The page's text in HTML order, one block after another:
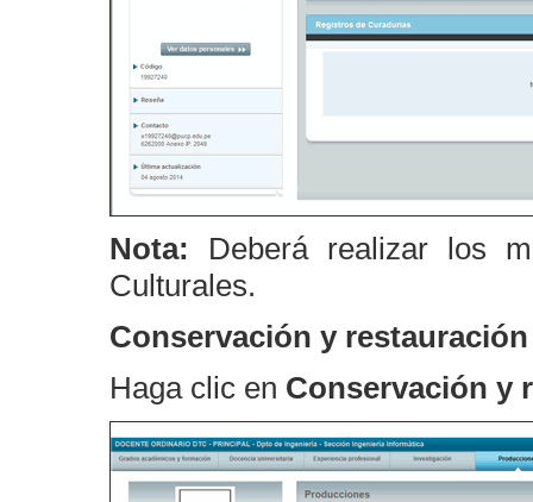
Nota: Deberá realizar los
Culturales.
Conservación y restauración
Haga clic en Conservación y